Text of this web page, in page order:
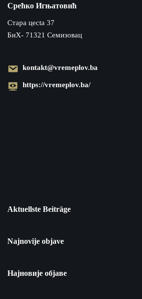
Срећко Игњатовић
Cтара цecta 37
БиХ- 71321 Семизовац
kontakt@vremeplov.ba
https://vremeplov.ba/
Aktuellste Beiträge
Najnovije objave
Најновије објаве